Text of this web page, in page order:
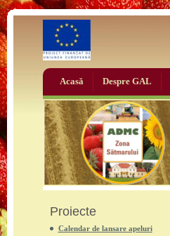
Acasă Despre GAL
Proiecte
Calendar de lansare apeluri